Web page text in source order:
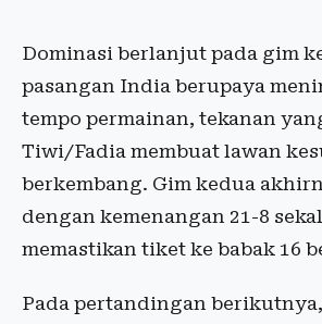
Dominasi berlanjut pada gim
pasangan India berupaya
tempo permainan, tekanan
Tiwi/Fadia membuat lawan
berkembang. Gim kedua
dengan kemenangan 21-8
memastikan tiket ke babak 16
Pada pertandingan